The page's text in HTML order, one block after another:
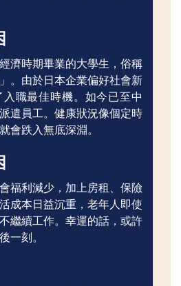
濟時期畢業的大學生，俗稱
。由於日本企業偏好社會新
職最佳時機。如今已至中
遣員工。健康狀況像個定時
會跌入無底深淵。
福利減少，加上房租、保險
成本日益沉重，老年人即使
繼續工作。幸運的話，或許
一刻。